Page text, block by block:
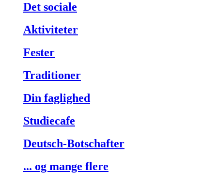
Det sociale
Aktiviteter
Fester
Traditioner
Din faglighed
Studiecafe
Deutsch-Botschafter
... og mange flere